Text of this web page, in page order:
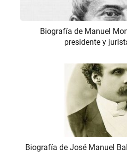
Biografía de Manuel
presidente y
Biografía de José Manuel